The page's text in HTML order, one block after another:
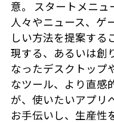
意。 スタートメニュ
人々やニュース、ゲ
しい方法を提案する
現する、あるいは創
なったデスクトップ
なツール、より直感
が、使いたいアプリ
お手伝いし、生産性